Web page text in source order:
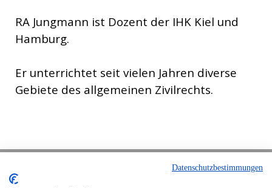
RA Jungmann ist Dozent der IHK Kiel und
Hamburg.
Er unterrichtet seit vielen Jahren diverse
Gebiete des allgemeinen Zivilrechts.
Datenschutzbestimmungen